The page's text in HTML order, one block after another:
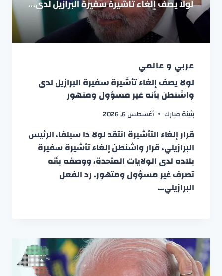
عربي و عالمي
لولا يصف إلغاء تأشيرة سفيرة البرازيل لدى
واشنطن بأنه غير مسؤول ومتهور
بثينة مبارك أغسطس 6, 2026
قرار إلغاء التأشيرة انتقد لولا دا سيلفا، الرئيس
البرازيلي، قرار واشنطن إلغاء تأشيرة سفيرة
بلاده لدى الولايات المتحدة، ووصفه بأنه
تصرف غير مسؤول ومتهور. رد الفعل
البرازيلي…